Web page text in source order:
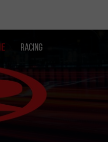
RACING